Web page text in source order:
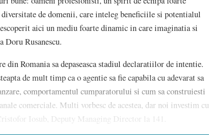
de domenii, care inteleg beneficiile si potentialul
aici un mediu foarte dinamic in care imaginatia si
Doru Rusanescu.
din Romania sa depaseasca stadiul declaratiilor de intentie.
de mult timp ca o agentie sa fie capabila cu adevarat sa
comportamentul cumparatorului si cum sa construiesti
comerciale. Multi vorbesc de acestea, dar noi investim cu
Iosub, Deputy Managing Director la 141.